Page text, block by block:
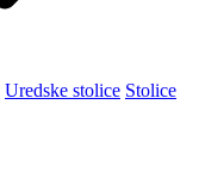
Uredske stolice Stolice